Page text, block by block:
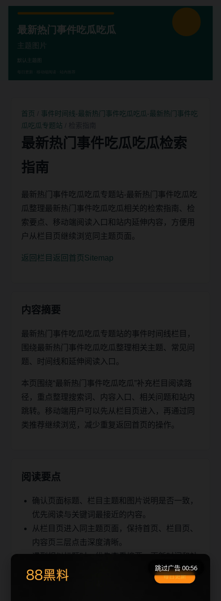
首页
事件时间线-最新热门事件吃瓜吃瓜-最新热门事件吃
瓜吃瓜专题站
最新热门事件吃瓜吃瓜检索
指南
最新热门事件吃瓜吃瓜专题站-最新热门事件吃瓜吃
瓜整理最新热门事件吃瓜吃瓜相关的检索指南、检
索要点、移动端阅读入口和站内延伸内容，方便用
户从栏目页继续浏览同主题页面。
返回栏目 返回首页 Sitemap
内容摘要
最新热门事件吃瓜吃瓜专题站的事件时间线栏目，
围绕最新热门事件吃瓜吃瓜整理相关主题、常见问
题、时间线和延伸阅读入口。
本页围绕“最新热门事件吃瓜吃瓜”补充栏目阅读路
径，重点整理搜索词、内容入口、相关问题和站内
跳转。移动端用户可以先从栏目页进入，再通过同
类推荐继续浏览，减少重复返回首页的操作。
阅读要点
确认页面标题、栏目主题和图片说明是否一致，
优先阅读与关键词最接近的内容。
从栏目页进入同主题页面，保持首页、栏目页、
内容页三层点击深度清晰。
遇到相似标题时，优先查看摘要、更新时间和站
内推荐，避免重复浏览。
跳过广告 00:56